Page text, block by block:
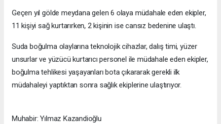
Geçen yıl gölde meydana gelen 6 olaya müdahale eden ekipler,
11 kişiyi sağ kurtarırken, 2 kişinin ise cansız bedenine ulaştı.
Suda boğulma olaylarına teknolojik cihazlar, dalış timi, yüzer
unsurlar ve yüzücü kurtarıcı personel ile müdahale eden ekipler,
boğulma tehlikesi yaşayanları bota çıkararak gerekli ilk
müdahaleyi yaptıktan sonra sağlık ekiplerine ulaştırıyor.
Muhabir: Yılmaz Kazandioğlu